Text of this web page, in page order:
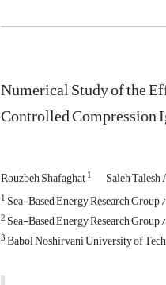
Numerical Study of the
Controlled
Rouzbeh Shafaghat1 Saleh
1 Sea-Based Energy Research
2 Sea-Based Energy Research
3Babol Noshirvani University of